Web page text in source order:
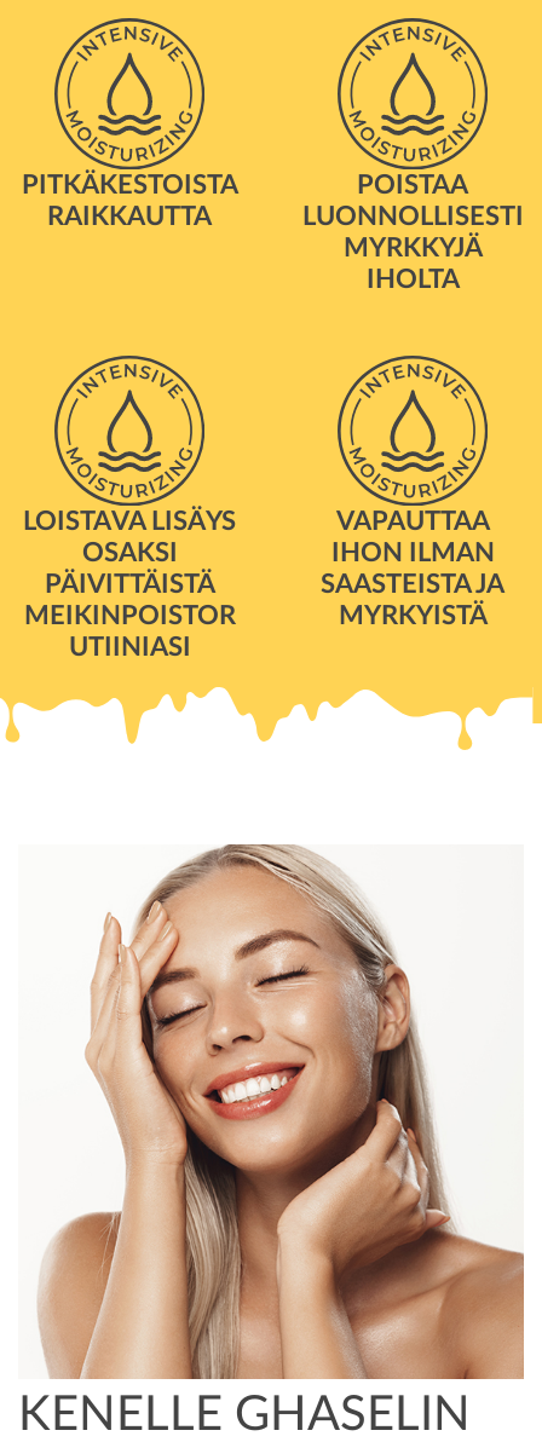
PITKÄKESTOISTA
RAIKKAUTTA
POISTAA
LUONNOLLISESTI
MYRKKYJÄ
IHOLTA
LOISTAVA LISÄYS
OSAKSI
PÄIVITTÄISTÄ
MEIKINPOISTOR
UTIINIASI
VAPAUTTAA
IHON ILMAN
SAASTEISTA JA
MYRKYISTÄ
KENELLE GHASELIN